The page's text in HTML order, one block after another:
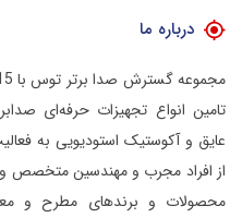
درباره ما
تامین انواع تجهیزات حرفه‌ای
عایق و آکوستیک استودیویی به
محصولات و برندهای مطرح و